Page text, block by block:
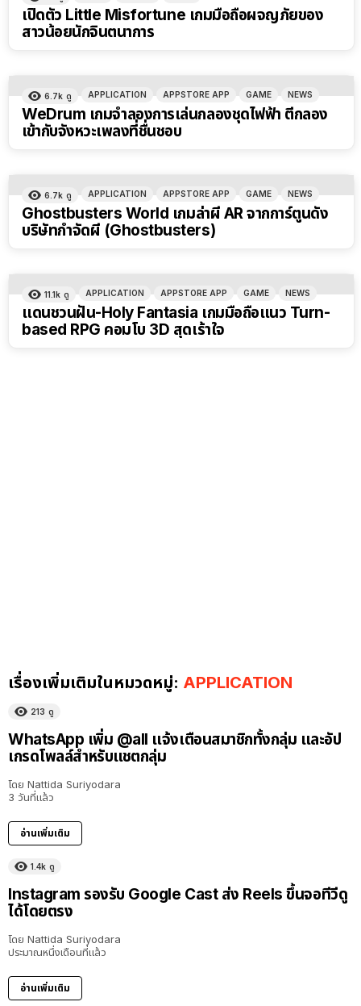
เปิดตัว Little Misfortune เกมมือถือผจญภัยของ
สาวน้อยนักจินตนาการ
6.7k ดู APPLICATION APPSTORE APP GAME NEWS
WeDrum เกมจำลองการเล่นกลองชุดไฟฟ้า ตีกลอง
เข้ากับจังหวะเพลงที่ชื่นชอบ
6.7k ดู APPLICATION APPSTORE APP GAME NEWS
Ghostbusters World เกมล่าผี AR จากการ์ตูนดัง
บริษัทกำจัดผี (Ghostbusters)
11.1k ดู APPLICATION APPSTORE APP GAME NEWS
แดนชวนฝัน-Holy Fantasia เกมมือถือแนว Turn-
based RPG คอมโบ 3D สุดเร้าใจ
เรื่องเพิ่มเติมในหมวดหมู่: APPLICATION
213 ดู
WhatsApp เพิ่ม @all แจ้งเตือนสมาชิกทั้งกลุ่ม และอัป
เกรดโพลล์สำหรับแชตกลุ่ม
โดย Nattida Suriyodara
3 วันที่แล้ว
อ่านเพิ่มเติม
1.4k ดู
Instagram รองรับ Google Cast ส่ง Reels ขึ้นจอทีวีดู
ได้โดยตรง
โดย Nattida Suriyodara
ประมาณหนึ่งเดือนที่แล้ว
อ่านเพิ่มเติม